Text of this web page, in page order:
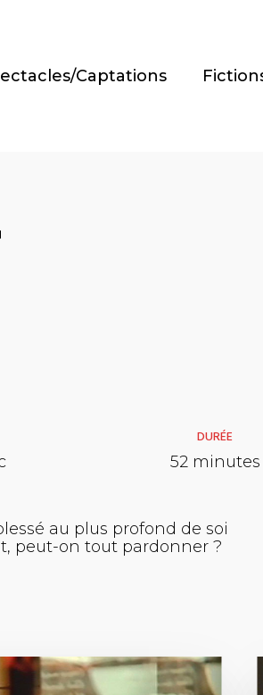
Captations
DURÉE
52 minutes
au plus profond de soi
peut-on tout pardonner ?